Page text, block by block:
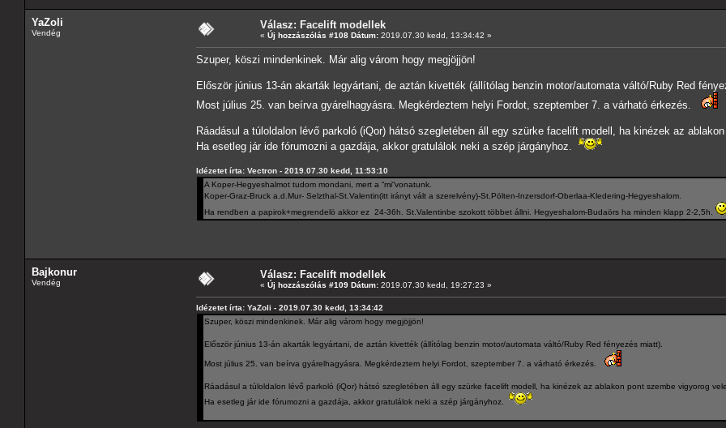
YaZoli
Vendég
Válasz: Facelift modellek
« Új hozzászólás #108 Dátum: 2019.07.30 kedd, 13:34:42 »
Szuper, köszi mindenkinek. Már alig várom hogy megjöjjön!
Először június 13-án akarták legyártani, de aztán kivették (állítólag benzin motor/automata váltó/Ruby Red
Most július 25. van beírva gyárelhagyásra. Megkérdeztem helyi Fordot, szeptember 7. a várható érkezés.
Ráadásul a túloldalon lévő parkoló (iQor) hátsó szegletében áll egy szürke facelift modell, ha kinézek az
Ha esetleg jár ide fórumozni a gazdája, akkor gratulálok neki a szép járgányhoz.
Idézetet írta: Vectron - 2019.07.30 kedd, 11:53:10
A Koper-Hegyeshalmot tudom mondani, mert a “mi“vonatunk.
Koper-Graz-Bruck a.d.Mur- Selzthal-St.Valentin(itt irányt vált a szerelvény)-St.Pölten-Inzersdorf-Oberlaa-Kledering-Hegyeshalom.
Ha rendben a papirok+megrendelö akkor ez 24-36h. St.Valentinbe szokott többet állni. Hegyeshalom-Budaörs ha minden klapp 2-2,5h.
Bajkonur
Vendég
Válasz: Facelift modellek
« Új hozzászólás #109 Dátum: 2019.07.30 kedd, 19:27:23 »
Idézetet írta: YaZoli - 2019.07.30 kedd, 13:34:42
Szuper, köszi mindenkinek. Már alig várom hogy megjöjjön!
Először június 13-án akarták legyártani, de aztán kivették (állítólag benzin motor/automata váltó/Ruby Red fényezés miatt).
Most július 25. van beírva gyárelhagyásra. Megkérdeztem helyi Fordot, szeptember 7. a várható érkezés.
Ráadásul a túloldalon lévő parkoló (iQor) hátsó szegletében áll egy szürke facelift modell, ha kinézek az ablakon pont szembe vigyorog
Ha esetleg jár ide fórumozni a gazdája, akkor gratulálok neki a szép járgányhoz.